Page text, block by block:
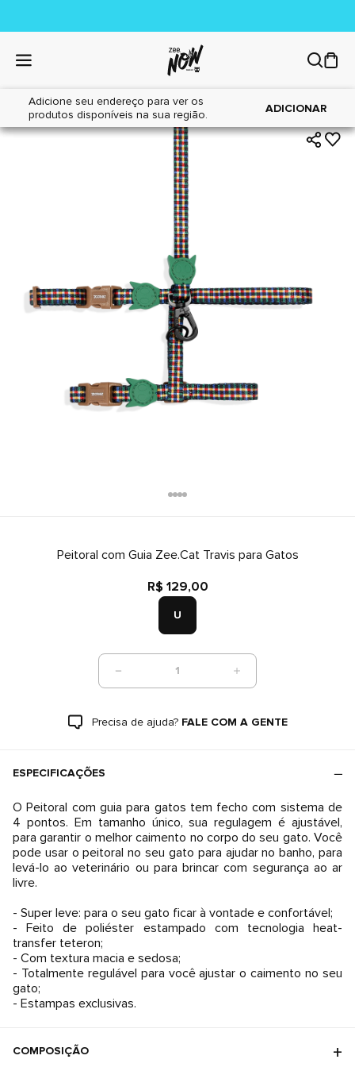
Adicione seu endereço para ver os
produtos disponíveis na sua região.
ADICIONAR
Home|Gatos|Acessórios
Peitoral com Guia Zee.Cat Travis para Gatos
R$ 129,00
U
1
Precisa de ajuda? FALE COM A GENTE
ESPECIFICAÇÕES
O Peitoral com guia para gatos tem fecho com sistema de
4 pontos. Em tamanho único, sua regulagem é ajustável,
para garantir o melhor caimento no corpo do seu gato. Você
pode usar o peitoral no seu gato para ajudar no banho, para
levá-lo ao veterinário ou para brincar com segurança ao ar
livre.
- Super leve: para o seu gato ficar à vontade e confortável;
- Feito de poliéster estampado com tecnologia heat-
transfer teteron;
- Com textura macia e sedosa;
- Totalmente regulável para você ajustar o caimento no seu
gato;
- Estampas exclusivas.
COMPOSIÇÃO